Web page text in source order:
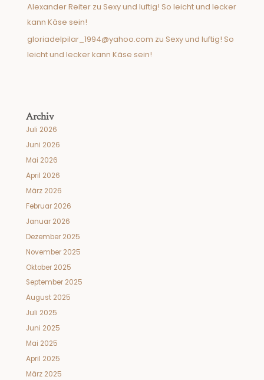
Alexander Reiter zu Sexy und luftig! So leicht und lecker
kann Käse sein!
gloriadelpilar_1994@yahoo.com zu Sexy und luftig! So
leicht und lecker kann Käse sein!
Archiv
Juli 2026
Juni 2026
Mai 2026
April 2026
März 2026
Februar 2026
Januar 2026
Dezember 2025
November 2025
Oktober 2025
September 2025
August 2025
Juli 2025
Juni 2025
Mai 2025
April 2025
März 2025